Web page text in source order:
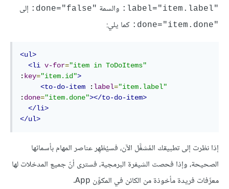
‎:label="item.label"‎ والسمة ‎:done="false"‎ إلى
‎:done="item.done"‎ كما يلي:
<ul>
<li v-for="item in ToDoItems"
: key="item.id">
<to-do-item : label="item.label"
: done="item.done"></to-do-item>
</li>
</ul>
إذا نظرت إلى تطبيقك المُشغَّل الآن، فسيُظهِر عناصر المهام بأسمائها
الصحيحة، وإذا فحصت الشيفرة البرمجية، فسترى أنّ جميع المدخلات لها
معرِّفات فريدة مأخوذة من الكائن في المكوِّن App
.